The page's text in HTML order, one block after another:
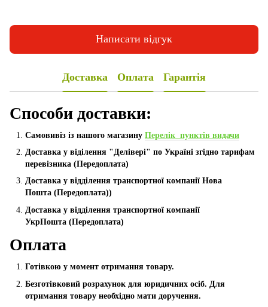
Написати відгук
Доставка Оплата Гарантія
Способи доставки:
Самовивіз із нашого магазину Перелік пунктів видачи
Доставка у віділення "Делівері" по Україні згідно тарифам
перевізника (Передоплата)
Доставка у відділення транспортної компанії Нова
Пошта (Передоплата))
Доставка у відділення транспортної компанії
УкрПошта (Пeредоплата)
Оплата
Готівкою у момент отримання товару.
Безготівковий розрахунок для юридичних осіб. Для
отримання товару необхідно мати доручення.